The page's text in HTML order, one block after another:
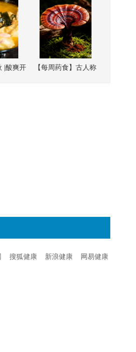
|酸爽开
【每周药食】古人称
搜狐健康 新浪健康
网易健康